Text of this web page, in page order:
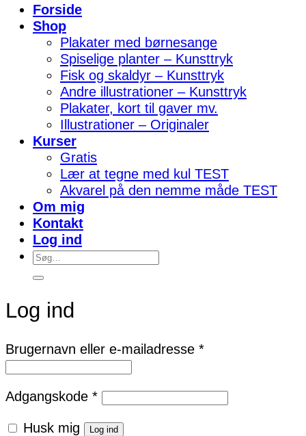
Forside
Shop
Plakater med børnesange
Spiselige planter – Kunsttryk
Fisk og skaldyr – Kunsttryk
Andre illustrationer – Kunsttryk
Plakater, kort til gaver mv.
Illustrationer – Originaler
Kurser
Gratis
Lær at tegne med kul TEST
Akvarel på den nemme måde TEST
Om mig
Kontakt
Log ind
Søg
Log ind
Brugernavn eller e-mailadresse *Påkrævet
Adgangskode *Påkrævet
Husk mig Log ind